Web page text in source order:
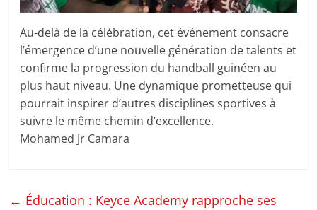
Au-delà de la célébration, cet événement consacre
l’émergence d’une nouvelle génération de talents et
confirme la progression du handball guinéen au
plus haut niveau. Une dynamique prometteuse qui
pourrait inspirer d’autres disciplines sportives à
suivre le même chemin d’excellence.
Mohamed Jr Camara
← Éducation : Keyce Academy rapproche ses